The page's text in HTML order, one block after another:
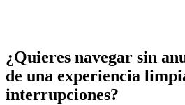
¿Quieres navegar sin
de una experiencia
interrupciones?